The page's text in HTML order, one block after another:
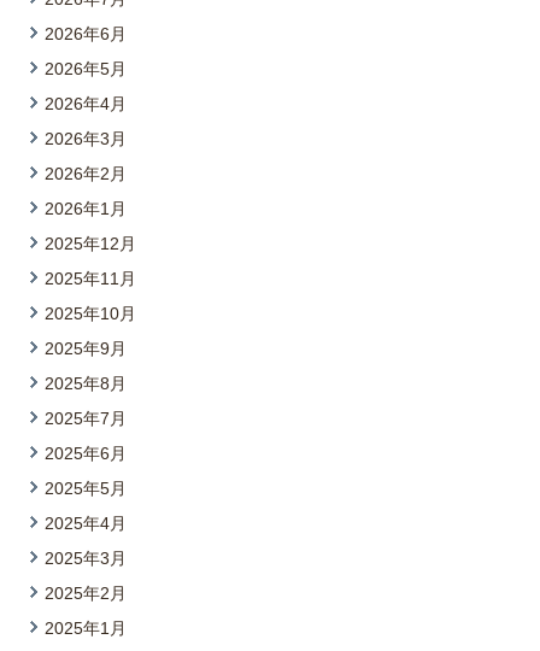
2026年6月
2026年5月
2026年4月
2026年3月
2026年2月
2026年1月
2025年12月
2025年11月
2025年10月
2025年9月
2025年8月
2025年7月
2025年6月
2025年5月
2025年4月
2025年3月
2025年2月
2025年1月